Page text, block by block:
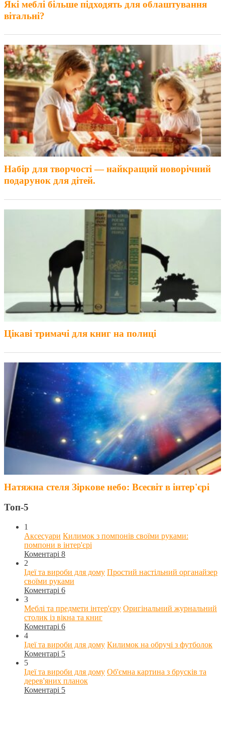
Які меблі більше підходять для облаштування
вітальні?
Набір для творчості — найкращий новорічний
подарунок для дітей.
Цікаві тримачі для книг на полиці
Натяжна стеля Зіркове небо: Всесвіт в інтер'єрі
Топ-5
1
Аксесуари Килимок з помпонів своїми руками:
помпони в інтер'єрі
Коментарі 8
2
Ідеї та вироби для дому Простий настільний органайзер
своїми руками
Коментарі 6
3
Меблі та предмети інтер'єру Оригінальний журнальний
столик із вікна та книг
Коментарі 6
4
Ідеї та вироби для дому Килимок на обручі з футболок
Коментарі 5
5
Ідеї та вироби для дому Об'ємна картина з брусків та
дерев'яних планок
Коментарі 5